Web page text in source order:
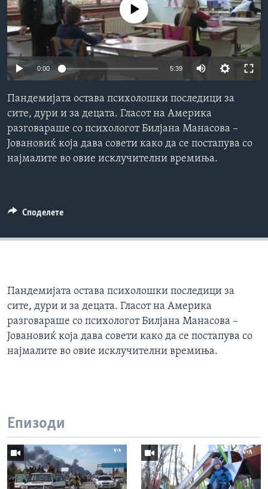
ИНТЕРВЈУА
Јазици
No media source currently available
0:00 5:39
Пандемијата остава психолошки последици за
сите, дури и за децата. Гласот на Америка
разговараше со психологот Билјана Манасова –
Јовановиќ која дава совети како да се постапува со
најмалите во овие исклучителни времиња.
Споделете
Пандемијата остава психолошки последици за
сите, дури и за децата. Гласот на Америка
разговараше со психологот Билјана Манасова –
Јовановиќ која дава совети како да се постапува со
најмалите во овие исклучителни времиња.
Епизоди